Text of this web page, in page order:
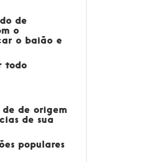
de
o
o baião e
todo
de origem
de sua
populares